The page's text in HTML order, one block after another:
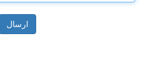
ارسال